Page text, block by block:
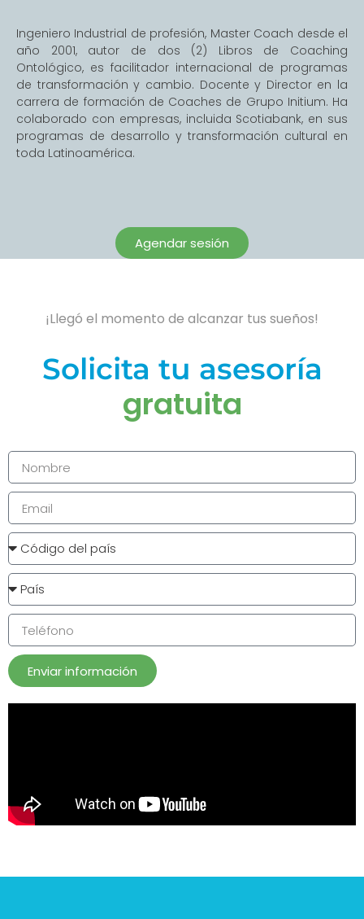
Ingeniero Industrial de profesión, Master Coach desde el
año 2001, autor de dos (2) Libros de Coaching
Ontológico, es facilitador internacional de programas
de transformación y cambio. Docente y Director en la
carrera de formación de Coaches de Grupo Initium. Ha
colaborado con empresas, incluida Scotiabank, en sus
programas de desarrollo y transformación cultural en
toda Latinoamérica.
Agendar sesión
¡Llegó el momento de alcanzar tus sueños!
Solicita tu asesoría
gratuita
Enviar información